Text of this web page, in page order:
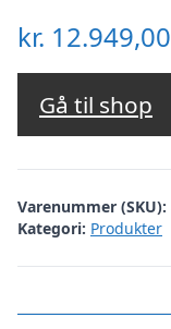
kr. 12.949,00
Gå til shop
Varenummer (SKU):
Kategori: Produkter